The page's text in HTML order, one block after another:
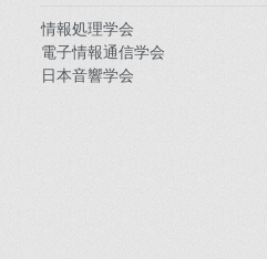
情報処理学会
電子情報通信学会
日本音響学会